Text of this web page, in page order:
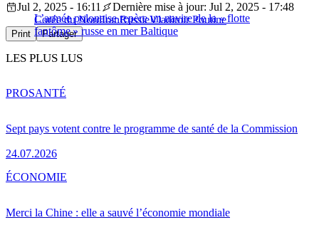
L’armée polonaise repère un navire de la « flotte
fantôme » russe en mer Baltique
Jul 2, 2025 - 16:11
Dernière mise à jour: Jul 2, 2025 - 17:48
Corée du NordIranRussieVladimir Poutine
Print Partager
LES PLUS LUS
Sept pays votent contre le programme de santé de la Commission
24.07.2026
PROSANTÉ
Merci la Chine : elle a sauvé l’économie mondiale
ÉCONOMIE